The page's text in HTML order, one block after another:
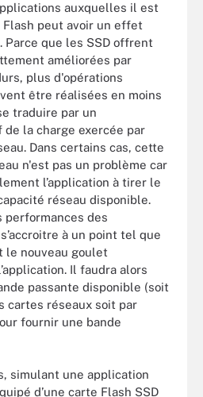
auxquelles il est
peut avoir un effet
Parce que les SSD offrent
améliorées par
plus d'opérations
être réalisées en moins
traduire par un
la charge exercée par
Dans certains cas, cette
n'est pas un problème car
l’application à tirer le
réseau disponible.
performances des
à un point tel que
le nouveau goulet
Il faudra alors
passante disponible (soit
cartes réseaux soit par
fournir une bande
simulant une application
d’une carte Flash SSD